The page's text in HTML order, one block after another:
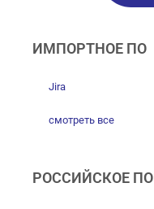
ИМПОРТНОЕ ПО
Jira
смотреть все
РОССИЙСКОЕ ПО